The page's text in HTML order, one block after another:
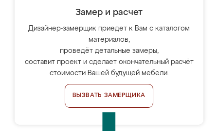
Замер и расчет
Дизайнер-замерщик приедет к Вам с каталогом
материалов,
проведёт детальные замеры,
составит проект и сделает окончательный расчёт
стоимости Вашей будущей мебели.
ВЫЗВАТЬ ЗАМЕРЩИКА